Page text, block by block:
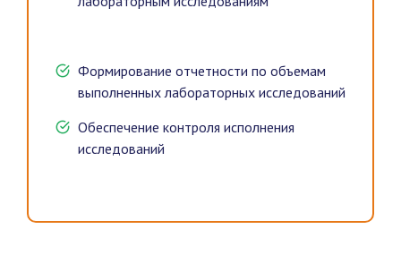
Формирование отчетности по объемам
выполненных лабораторных исследований
Обеспечение контроля исполнения
исследований